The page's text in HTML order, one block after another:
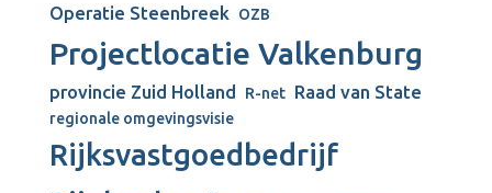
Operatie Steenbreek OZB
Projectlocatie Valkenburg
provincie Zuid Holland R-net Raad van State
regionale omgevingsvisie
Rijksvastgoedbedrijf